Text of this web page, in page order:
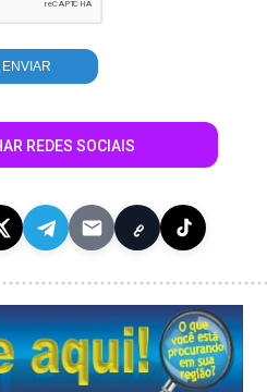
REDES SOCIAIS